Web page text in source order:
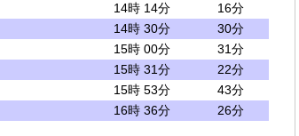
14時 14分
16分
14時 30分
30分
15時 00分
31分
15時 31分
22分
15時 53分
43分
16時 36分 26分